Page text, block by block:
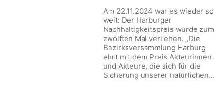
Am 22.11.2024 war es wieder so
weit: Der Harburger
Nachhaltigkeitspreis wurde zum
zwölften Mal verliehen. „Die
Bezirksversammlung Harburg
ehrt mit dem Preis Akteurinnen
und Akteure, die sich für die
Sicherung unserer natürlichen…